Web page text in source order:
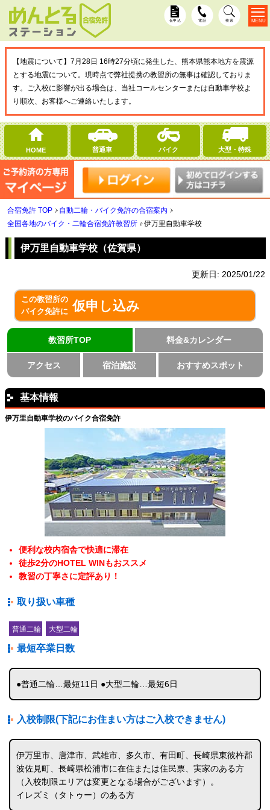
仮申込 電話 検索
【地震について】7月28日 16時27分頃に発生した、熊本県熊本地方を震源
とする地震について。現時点で弊社提携の教習所の無事は確認しておりま
す。ご入校に影響が出る場合は、当社コールセンターまたは自動車学校よ
り順次、お客様へご連絡いたします。
HOME 普通車 バイク 大型・特殊
MENU
合宿免許 TOP
自動二輪・バイク免許の合宿案内
全国各地のバイク・二輪合宿免許教習所
伊万里自動車学校
伊万里自動車学校（佐賀県）
更新日: 2025/01/22
この教習所の
バイク免許に 仮申し込み
教習所TOP 料金&カレンダー
アクセス 宿泊施設 おすすめスポット
基本情報
伊万里自動車学校のバイク合宿免許
便利な校内宿舎で快適に滞在
徒歩2分のHOTEL WINもおススメ
教習の丁寧さに定評あり！
取り扱い車種
普通二輪 大型二輪
最短卒業日数
●普通二輪…最短11日 ●大型二輪…最短6日
入校制限(下記にお住まい方はご入校できません)
伊万里市、唐津市、武雄市、多久市、有田町、長崎県東彼杵郡
波佐見町、長崎県松浦市に在住または住民票、実家のある方
（入校制限エリアは変更となる場合がございます）。
イレズミ（タトゥー）のある方